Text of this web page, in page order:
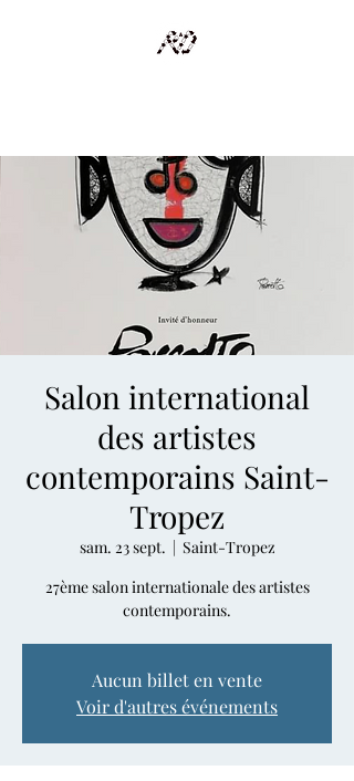
Salon international
des artistes
contemporains Saint-
Tropez
sam. 23 sept.
  |
Saint-Tropez
27ème salon internationale des artistes
contemporains.
Aucun billet en vente
Voir d'autres événements